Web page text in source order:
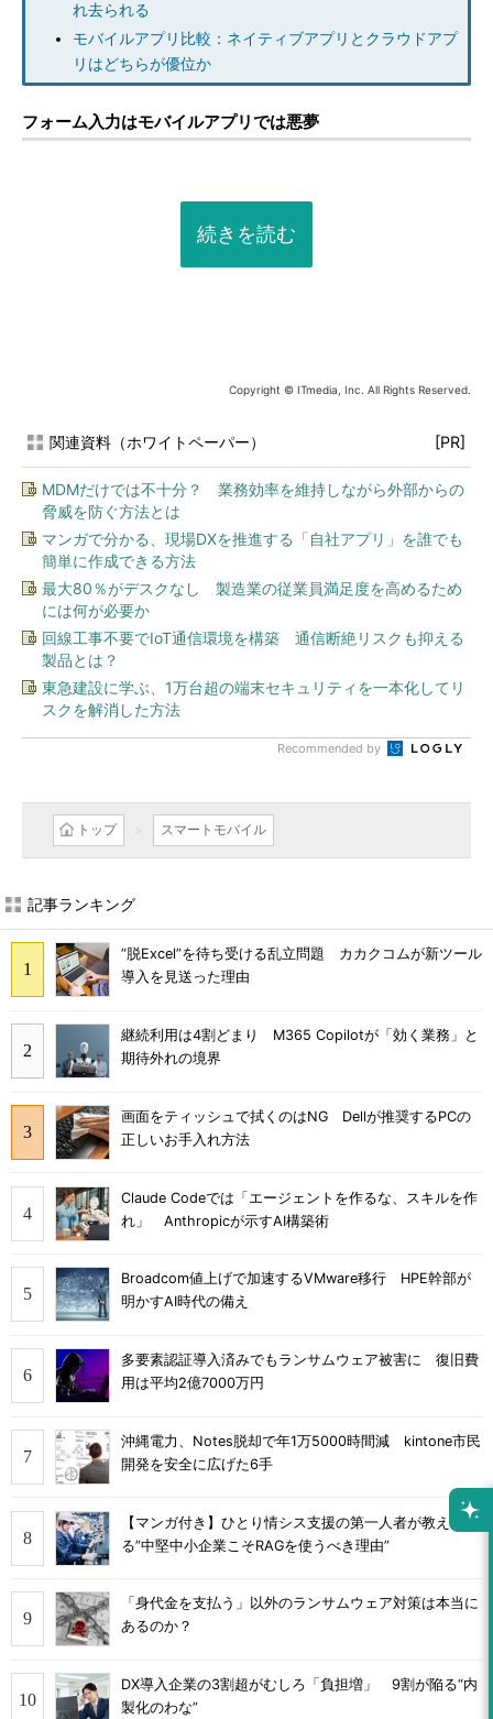
れ去られる
モバイルアプリ比較：ネイティブアプリとクラウドアプ
リはどちらが優位か
フォーム入力はモバイルアプリでは悪夢
続きを読む
Copyright © ITmedia, Inc. All Rights Reserved.
関連資料（ホワイトペーパー） [PR]
MDMだけでは不十分？ 業務効率を維持しながら外部からの
脅威を防ぐ方法とは
マンガで分かる、現場DXを推進する「自社アプリ」を誰でも
簡単に作成できる方法
最大80％がデスクなし 製造業の従業員満足度を高めるため
には何が必要か
回線工事不要でIoT通信環境を構築 通信断絶リスクも抑える
製品とは？
東急建設に学ぶ、1万台超の端末セキュリティを一本化してリ
スクを解消した方法
Recommended by
トップ スマートモバイル
記事ランキング
“脱Excel”を待ち受ける乱立問題 カカクコムが新ツール
導入を見送った理由
継続利用は4割どまり M365 Copilotが「効く業務」と
期待外れの境界
画面をティッシュで拭くのはNG Dellが推奨するPCの
正しいお手入れ方法
Claude Codeでは「エージェントを作るな、スキルを作
れ」 Anthropicが示すAI構築術
Broadcom値上げで加速するVMware移行 HPE幹部が
明かすAI時代の備え
多要素認証導入済みでもランサムウェア被害に 復旧費
用は平均2億7000万円
沖縄電力、Notes脱却で年1万5000時間減 kintone市民
開発を安全に広げた6手
【マンガ付き】ひとり情シス支援の第一人者が教え
る”中堅中小企業こそRAGを使うべき理由”
「身代金を支払う」以外のランサムウェア対策は本当に
あるのか？
DX導入企業の3割超がむしろ「負担増」 9割が陥る“内
製化のわな”